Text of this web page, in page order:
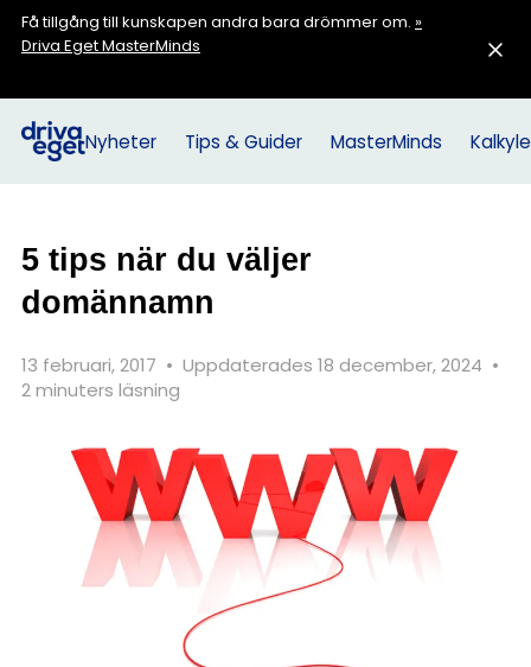
Få tillgång till kunskapen andra bara drömmer om. »
Driva Eget MasterMinds
Nyheter Tips & Guider MasterMinds
5 tips när du väljer
domännamn
13 februari, 2017 • Uppdaterades 18 december, 2024 •
2 minuters läsning